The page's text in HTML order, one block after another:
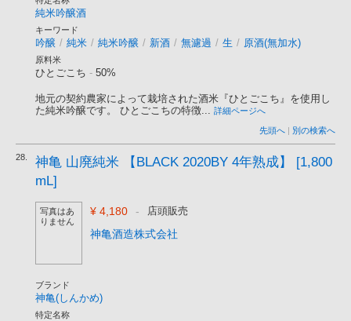
純米吟醸酒
キーワード
吟醸 / 純米 / 純米吟醸 / 新酒 / 無濾過 / 生 / 原酒(無加水)
原料米
ひとごこち - 50%
地元の契約農家によって栽培された酒米『ひとごこち』を使用し
た純米吟醸です。 ひとごこちの特徴... 詳細ページへ
先頭へ | 別の検索へ
28.
神亀 山廃純米 【BLACK 2020BY 4年熟成】 [1,800
mL]
写真はあ
りません
¥ 4,180 - 店頭販売
神亀酒造株式会社
ブランド
神亀(しんかめ)
特定名称